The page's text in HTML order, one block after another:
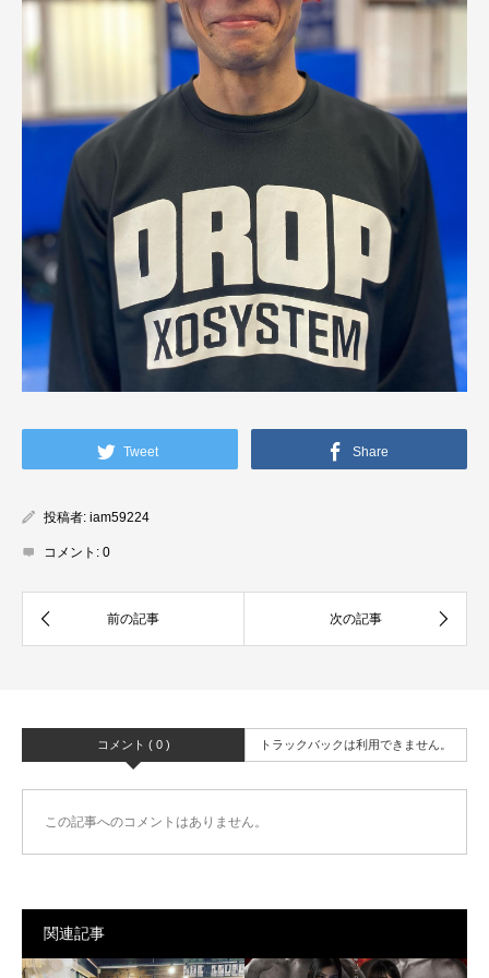
Tweet Share
投稿者: iam59224
コメント: 0
コメント ( 0 ) トラックバックは利用できません。
この記事へのコメントはありません。
関連記事